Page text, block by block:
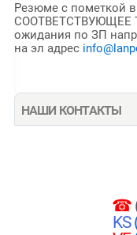
Резюме с пометкой
СООТВЕТСТВУЮЩЕЕ
ожидания по ЗП
на эл адрес
НАШИ КОНТАКТЫ
☎
KS